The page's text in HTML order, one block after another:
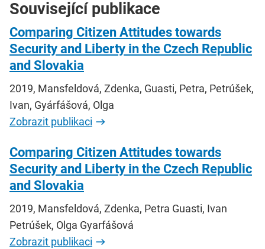
Související publikace
Comparing Citizen Attitudes towards
Security and Liberty in the Czech Republic
and Slovakia
2019, Mansfeldová, Zdenka, Guasti, Petra, Petrúšek,
Ivan, Gyárfášová, Olga
Zobrazit publikaci
Comparing Citizen Attitudes towards
Security and Liberty in the Czech Republic
and Slovakia
2019, Mansfeldová, Zdenka, Petra Guasti, Ivan
Petrúšek, Olga Gyarfášová
Zobrazit publikaci